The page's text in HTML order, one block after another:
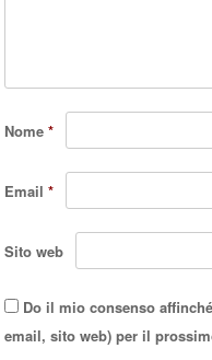
Nome*
Email*
Sito web
Do il mio consenso
email, sito web) per il